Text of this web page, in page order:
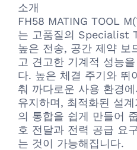
소개
FH58 MATING TOOL
는 고품질의 Specialist
높은 전송, 공간 제약 보
고 견고한 기계적 성능
다. 높은 체결 주기와 뛰
춰 까다로운 사용 환경
유지하며, 최적화된 설
의 통합을 쉽게 만들어
호 전달과 전력 공급 요
는 것이 가능해집니다.